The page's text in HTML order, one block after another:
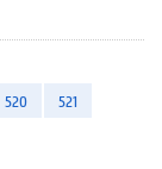
520
521